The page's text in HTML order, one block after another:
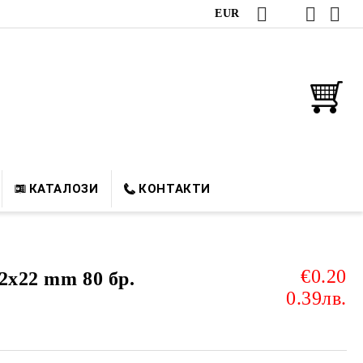
EUR
КАТАЛОЗИ КОНТАКТИ
mm 80 бр.
€0.20
0.39лв.